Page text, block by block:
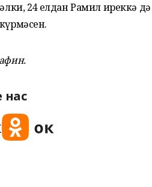
24 елдан Рамил иреккә
нас